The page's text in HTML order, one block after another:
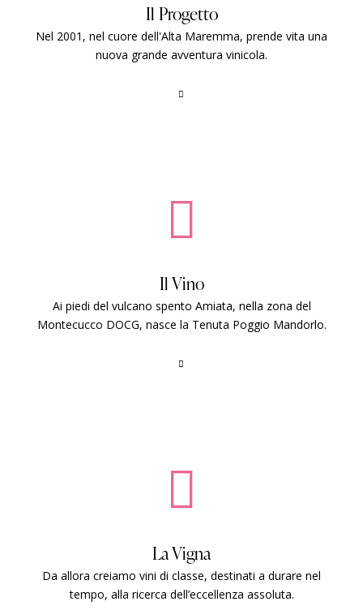
Il Progetto
Nel 2001, nel cuore dell'Alta Maremma, prende vita una
nuova grande avventura vinicola.
Il Vino
Ai piedi del vulcano spento Amiata, nella zona del
Montecucco DOCG, nasce la Tenuta Poggio Mandorlo.
La Vigna
Da allora creiamo vini di classe, destinati a durare nel
tempo, alla ricerca dell’eccellenza assoluta.